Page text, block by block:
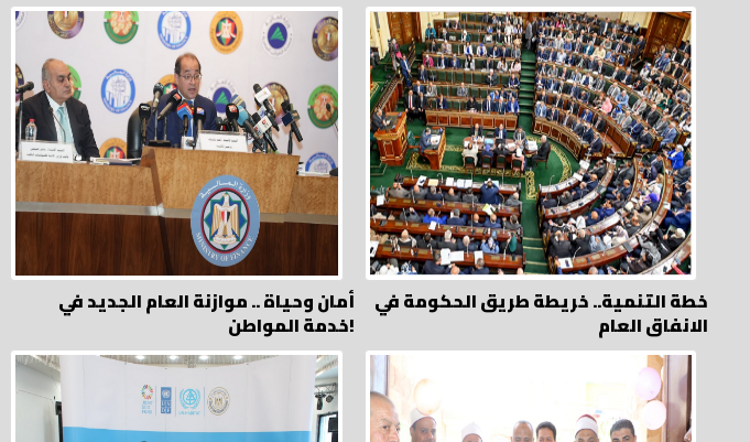
خطة التنمية.. خريطة طريق الحكومة في
الانفاق العام
أمان وحياة .. موازنة العام الجديد في
خدمة المواطن!